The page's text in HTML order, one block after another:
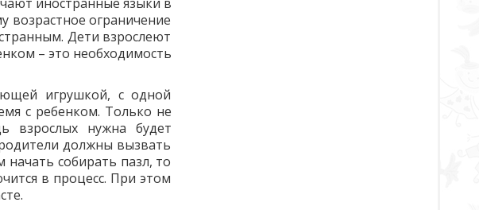
ограничение
Дети взрослеют
– это необходимость
игрушкой, с одной
с ребенком. Только не
взрослых нужна будет
должны вызвать
собирать пазл, то
в процесс. При этом